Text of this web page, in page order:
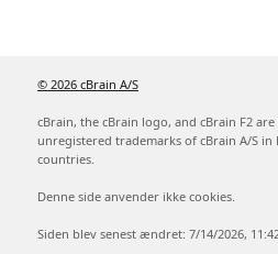
© 2026 cBrain A/S
cBrain, the cBrain logo, and cBrain F2
unregistered trademarks of cBrain A/S
countries.
Denne side anvender ikke cookies.
Siden blev senest ændret: 7/14/2026,